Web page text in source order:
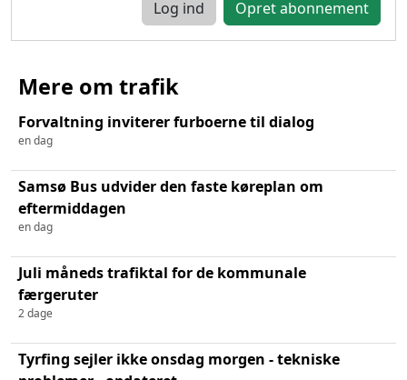
Log ind
Mere om trafik
Forvaltning inviterer furboerne til dialog
en dag
Samsø Bus udvider den faste køreplan om
eftermiddagen
en dag
Juli måneds trafiktal for de kommunale
færgeruter
2 dage
Tyrfing sejler ikke onsdag morgen - tekniske